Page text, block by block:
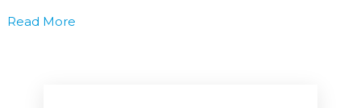
Read More